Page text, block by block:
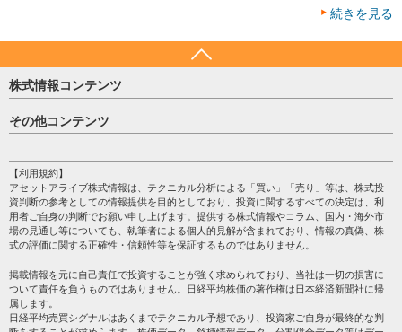
続きを見る
株式情報コンテンツ
日経平均
売買シグナル
注目銘柄
株テーマ情報
海外市況
投資カレンダー
格付け情報
その他コンテンツ
個人情報保護方針
プライバシーポリシー
会社案内
サイトマップ
過去データ
【利用規約】
アセットアライブ株式情報は、テクニカル分析による「買い」「売り」等は、株式投
資判断の参考としての情報提供を目的としており、投資に関するすべての決定は、利
用者ご自身の判断でお願い申し上げます。提供する株式情報やコラム、国内・海外市
場の見通し等についても、執筆者による個人的見解が含まれており、情報の真偽、株
式の評価に関する正確性・信頼性等を保証するものではありません。
掲載情報を元に自己責任で投資することが強く求められており、当社は一切の損害に
ついて責任を負うものではありません。日経平均株価の著作権は日本経済新聞社に帰
属します。
日経平均売買シグナルはあくまでテクニカル予想であり、投資家ご自身が最終的な判